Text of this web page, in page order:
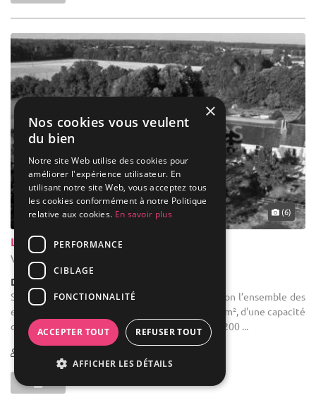
(6)
La Ferme Du Vieux Château
Vanlay - Aube (10)
Demeure de caractère / Domaine
Salle des fêtes : Nous mettons à votre disposition l’ensemble des
espaces : - Une grande salle de réception de 200m², d'une capacité
de 120 personnes en disposition conférence, et 200 ...
×
Nos cookies vous veulent
du bien
Notre site Web utilise des cookies pour
améliorer l'expérience utilisateur. En
utilisant notre site Web, vous acceptez tous
les cookies conformément à notre Politique
relative aux cookies. En savoir plus
PERFORMANCE
CIBLAGE
FONCTIONNALITÉ
ACCEPTER TOUT REFUSER TOUT
AFFICHER LES DÉTAILS